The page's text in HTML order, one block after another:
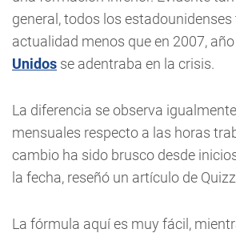
general, todos los
actualidad menos que en 2007,
Unidos se adentraba en la crisis.
La diferencia se observa
mensuales respecto a las horas
cambio ha sido brusco desde
la fecha, reseñó un artículo de
La fórmula aquí es muy fácil,